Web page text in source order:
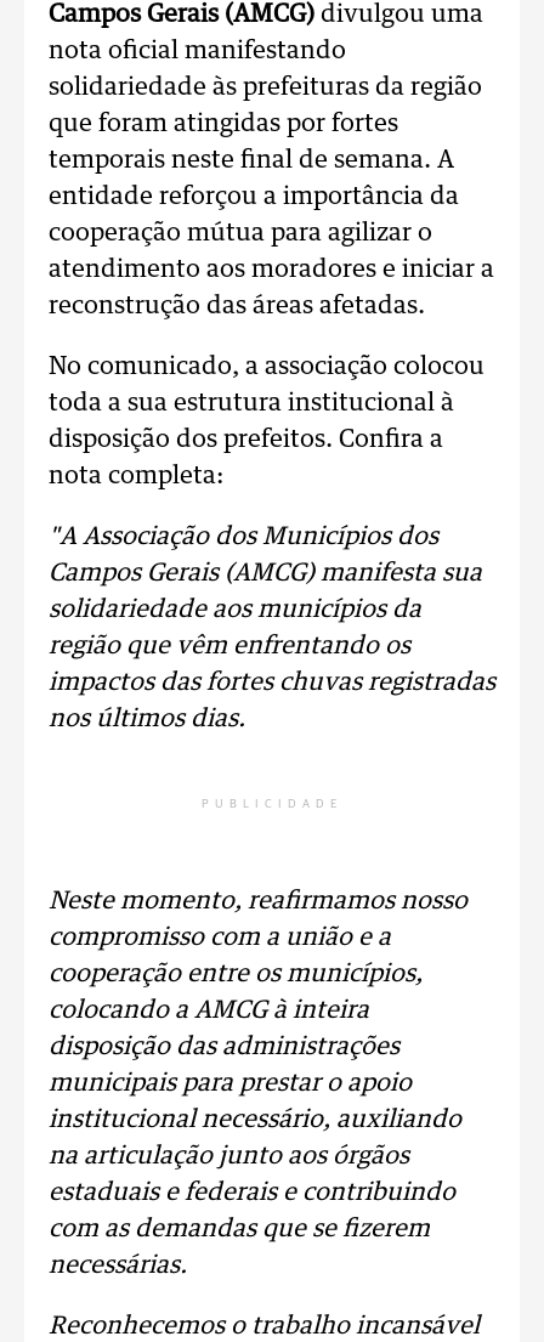
Campos Gerais (AMCG) divulgou uma
nota oficial manifestando
solidariedade às prefeituras da região
que foram atingidas por fortes
temporais neste final de semana. A
entidade reforçou a importância da
cooperação mútua para agilizar o
atendimento aos moradores e iniciar a
reconstrução das áreas afetadas.
No comunicado, a associação colocou
toda a sua estrutura institucional à
disposição dos prefeitos. Confira a
nota completa:
"A Associação dos Municípios dos
Campos Gerais (AMCG) manifesta sua
solidariedade aos municípios da
região que vêm enfrentando os
impactos das fortes chuvas registradas
nos últimos dias.
PUBLICIDADE
Neste momento, reafirmamos nosso
compromisso com a união e a
cooperação entre os municípios,
colocando a AMCG à inteira
disposição das administrações
municipais para prestar o apoio
institucional necessário, auxiliando
na articulação junto aos órgãos
estaduais e federais e contribuindo
com as demandas que se fizerem
necessárias.
Reconhecemos o trabalho incansável